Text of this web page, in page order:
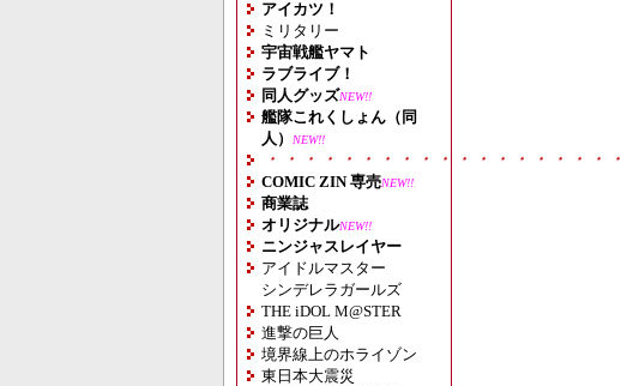
アイカツ！
ミリタリー
宇宙戦艦ヤマト
ラブライブ！
同人グッズNEW!!
艦隊これくしょん（同
人）
NEW!!
・・・・・・・・・・・・・・・・・・・
COMIC ZIN 専売NEW!!
商業誌
オリジナルNEW!!
ニンジャスレイヤー
アイドルマスター
シンデレラガールズ
THE iDOL M@STER
進撃の巨人
境界線上のホライゾン
東日本大震災